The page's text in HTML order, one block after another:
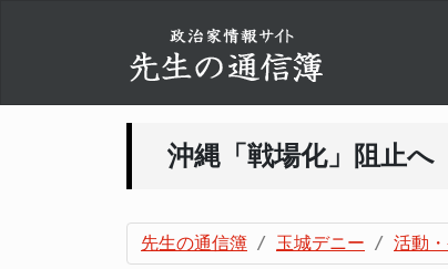
沖縄「戦場化」阻止
先生の通信簿 玉城デニー 活動